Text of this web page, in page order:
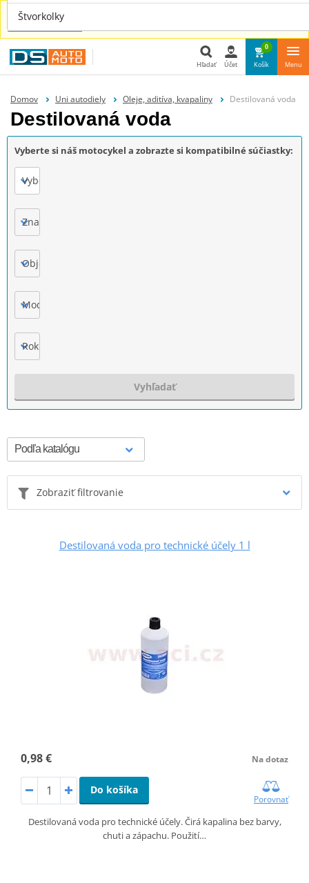
Náhradné diely aj pre tvoje auto nájdeš u nás na
www.dsauto.sk
Hľadať
Hľadať Účet
0
Košík Menu
Domov Uni autodiely Oleje, aditíva, kvapaliny Destilovaná voda
Destilovaná voda
Vyberte si náš motocykel a zobrazte si kompatibilné súčiastky:
Vyberte
Značka
Objem motora
Model
Rok výroby
Vyhľadať
Zobraziť filtrovanie
Destilovaná voda pro technické účely 1 l
0,98 € Na dotaz
Do košíka
Porovnať
Destilovaná voda pro technické účely. Čirá kapalina bez barvy,
chuti a zápachu. Použití…
Štvorkolky